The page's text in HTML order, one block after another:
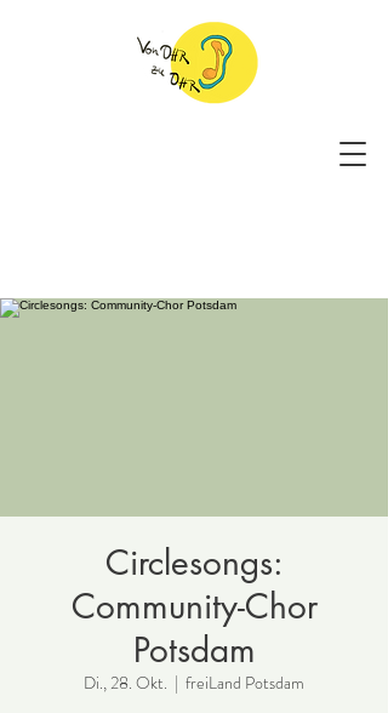
Circlesongs:
Community-Chor
Potsdam
Di., 28. Okt.
  |
freiLand Potsdam